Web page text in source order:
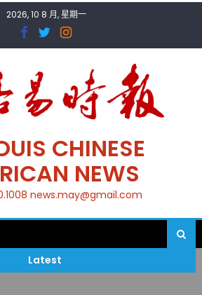
2026, 10 8 月, 星期一
CHINESE
NEWS
news.may@gmail.com
Latest